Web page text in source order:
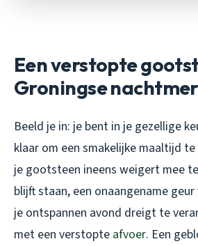
Een verstopte
Groningse
Beeld je in: je bent in je gezellige
klaar om een smakelijke maaltijd
je gootsteen ineens weigert mee
blijft staan, een onaangename
je ontspannen avond dreigt te
met een verstopte afvoer. Een